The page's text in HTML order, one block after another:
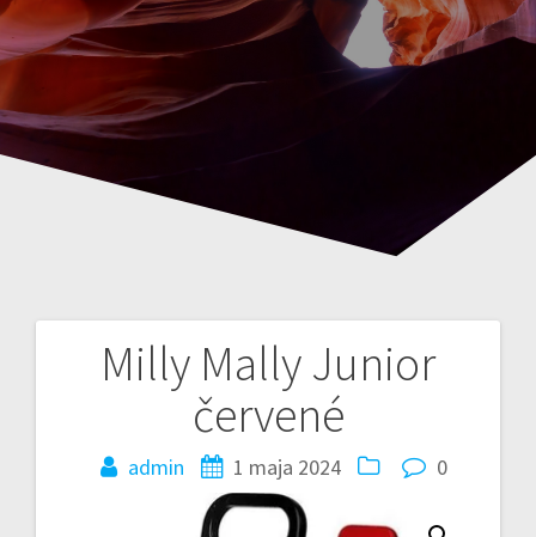
Milly Mally Junior
červené
admin 1 maja 2024 0
Nawigacja